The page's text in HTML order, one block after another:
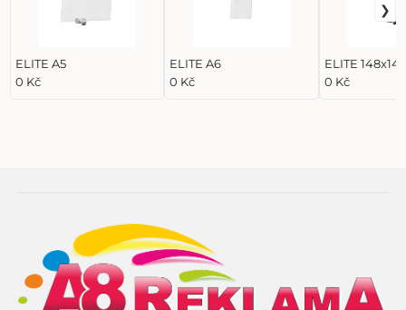
ELITE A5
0 Kč
ELITE A6
0 Kč
ELITE 148x148
0 Kč